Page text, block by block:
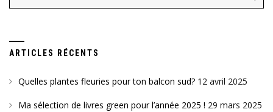
ARTICLES RÉCENTS
Quelles plantes fleuries pour ton balcon sud? 12 avril 2025
Ma sélection de livres green pour l’année 2025 ! 29 mars 2025